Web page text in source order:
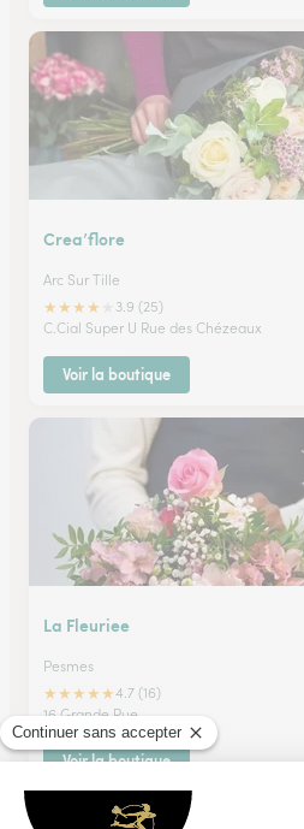
Crea’flore
Arc Sur Tille
★★★★
3.9 (25)
C.Cial Super U Rue des Chézeaux
Voir la boutique
La Fleuriee
Pesmes
★★★★★4.7 (16)
16 Grande Rue
Voir la boutique